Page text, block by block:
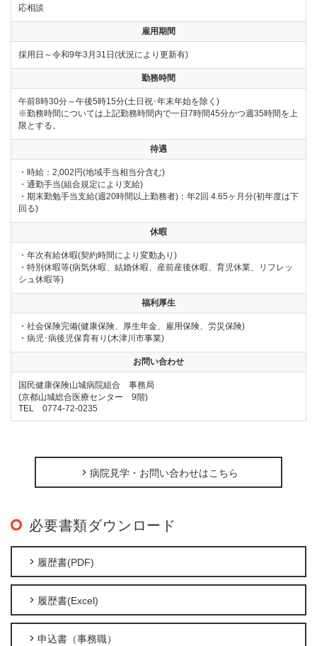
応相談
雇用期間
採用日～令和9年3月31日(状況により更新有)
勤務時間
午前8時30分～午後5時15分(土日祝･年末年始を除く)
※勤務時間については上記勤務時間内で一日7時間45分かつ週35時間を上
限とする。
待遇
・時給：2,002円(地域手当相当分含む)
・通勤手当(組合規定により支給)
・期末勤勉手当支給(週20時間以上勤務者)：年2回 4.65ヶ月分(初年度は下
回る)
休暇
・年次有給休暇(契約時間により変動あり)
・特別休暇等(病気休暇、結婚休暇、産前産後休暇、育児休業、リフレッ
シュ休暇等)
福利厚生
・社会保険完備(健康保険、厚生年金、雇用保険、労災保険)
・病児･病後児保育有り(木津川市事業)
お問い合わせ
国民健康保険山城病院組合 事務局
(京都山城総合医療センター 9階)
TEL 0774-72-0235
病院見学・お問い合わせはこちら
必要書類ダウンロード
履歴書(PDF)
履歴書(Excel)
申込書（事務職）